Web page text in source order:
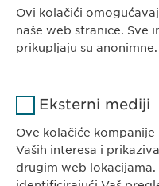
Bosna
Tel.
E-Mail:
sgalinski
Trajanje
Svrha
Ovi kolačići
naše web stranice. Sve
prikupljaju su anonimne.
Google
Trajanje 1 day
Eksterni mediji
Ove kolačiće
Vaših interesa i
drugim web